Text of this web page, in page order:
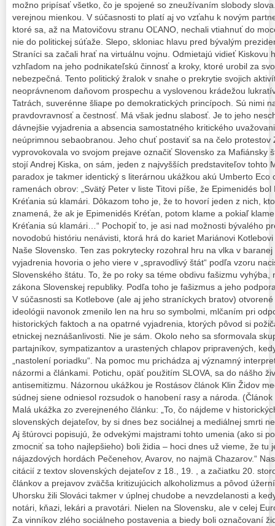
možno pripísať všetko, čo je spojené so zneužívaním slobody
verejnou mienkou. V súčasnosti to platí aj vo vzťahu k novým
ktoré sa, až na Matovičovu stranu OĽANO, nechali vtiahnuť do
nie do politickej súťaže. Slepo, skloniac hlavu pred bývalým
Straníci sa začali hrať na virtuálnu vojnu. Odmietajú vidieť Kiskovu
vzhľadom na jeho podnikateľskú činnosť a kroky, ktoré urobil za
nebezpečná. Tento politický žralok v snahe o prekrytie svojich
neoprávnenom daňovom prospechu a vyslovenou krádežou
Tatrách, suverénne šliape po demokratických princípoch. Sú nimi
pravdovravnosť a čestnosť. Má však jednu slabosť. Je to jeho
dávnejšie vyjadrenia a absencia samostatného kritického
neúprimnou sebaobranou. Jeho chuť postaviť sa na čelo protestov
vyprovokovala vo svojom prejave označiť Slovensko za Mafiánsky
stojí Andrej Kiska, on sám, jeden z najvyšších predstaviteľov tohto
paradox je takmer identický s literárnou ukážkou akú Umberto Eco
ramenách obrov: „Svätý Peter v liste Titovi píše, že Epimenidés
Kréťania sú klamári. Dôkazom toho je, že to hovorí jeden z nich,
znamená, že ak je Epimenidés Kréťan, potom klame a pokiaľ
Kréťania sú klamári…“ Pochopiť to, je asi nad možnosti bývalého
novodobú históriu nenávisti, ktorá hrá do kariet Mariánovi
Naše Slovensko. Ten zas pokrytecky rozohral hru na vlka v
vyjadrenia hovoria o jeho viere v „spravodlivý štát“ podľa vzoru
Slovenského štátu. To, že po roky sa téme obdivu fašizmu
zákona Slovenskej republiky. Podľa toho je fašizmus a jeho
V súčasnosti sa Kotlebove (ale aj jeho straníckych bratov)
ideológii navonok zmenilo len na hru so symbolmi, mlčaním pri
historických faktoch a na opatrné vyjadrenia, ktorých pôvod si
etnickej neznášanlivosti. Nie je sám. Okolo neho sa sformovala
partajníkov, sympatizantov a urastených chlapov pripravených,
„nastolení poriadku“. Na pomoc mu prichádza aj významný
názormi a článkami. Potichu, opäť použitím SLOVA, sa do nášho
antisemitizmu. Názornou ukážkou je Rostásov článok Klin Židov
súdnej siene odniesol rozsudok o hanobení rasy a národa.
Malá ukážka zo zverejneného článku: „To, čo nájdeme v
slovenských dejateľov, by si dnes bez sociálnej a mediálnej smrti
Aj štúrovci popisujú, že odvekými majstrami tohto umenia (ako si
zmocniť sa toho najlepšieho) boli židia – hoci dnes už vieme, že tu
nájazdových hordách Pečenehov, Avarov, no najmä Chazarov.“
citácií z textov slovenských dejateľov z 18., 19. , a začiatku 20.
článkov a prejavov zväčša kritizujúcich alkoholizmus a pôvod
Uhorsku žili Slováci takmer v úplnej chudobe a nevzdelanosti a
notári, kňazi, lekári a pravotári. Nielen na Slovensku, ale v celej
Za vinníkov zlého sociálneho postavenia a biedy boli označovaní